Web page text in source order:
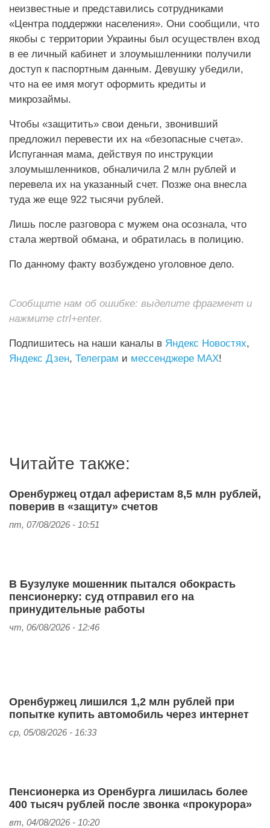
неизвестные и представились сотрудниками
«Центра поддержки населения». Они сообщили, что
якобы с территории Украины был осуществлен вход
в ее личный кабинет и злоумышленники получили
доступ к паспортным данным. Девушку убедили,
что на ее имя могут оформить кредиты и
микрозаймы.
Чтобы «защитить» свои деньги, звонивший
предложил перевести их на «безопасные счета».
Испуганная мама, действуя по инструкции
злоумышленников, обналичила 2 млн рублей и
перевела их на указанный счет. Позже она внесла
туда же еще 922 тысячи рублей.
Лишь после разговора с мужем она осознала, что
стала жертвой обмана, и обратилась в полицию.
По данному факту возбуждено уголовное дело.
Сообщите нам об ошибке: выделите фрагмент и
нажмите ctrl+enter.
Подпишитесь на наши каналы в Яндекс Новостях,
Яндекс Дзен, Телеграм и мессенджере MAX!
Читайте также:
Оренбуржец отдал аферистам 8,5 млн рублей,
поверив в «защиту» счетов
пт, 07/08/2026 - 10:51
В Бузулуке мошенник пытался обокрасть
пенсионерку: суд отправил его на
принудительные работы
чт, 06/08/2026 - 12:46
Оренбуржец лишился 1,2 млн рублей при
попытке купить автомобиль через интернет
ср, 05/08/2026 - 16:33
Пенсионерка из Оренбурга лишилась более
400 тысяч рублей после звонка «прокурора»
вт, 04/08/2026 - 10:20